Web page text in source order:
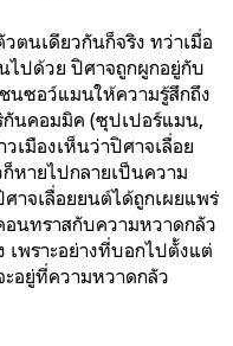
ตนเดียวกันก็จริง ทว่าเมื่อ
ไปด้วย ปิศาจถูกผูกอยู่กับ
นซอว์แมนให้ความรู้สึกถึง
กันคอมมิค (ซุปเปอร์แมน,
เมืองเห็นว่าปิศาจเลื่อย
หายไปกลายเป็นความ
าจเลื่อยยนต์ได้ถูกเผยแพร่
นทราสกับความหวาดกลัว
เพราะอย่างที่บอกไปตั้งแต่
อยู่ที่ความหวาดกลัว